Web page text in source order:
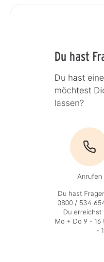
Du hast
Du hast
möchtest
lassen?
Anrufen
Du hast
0800 / 534
Du erreichst
Mo + Do 9 - 16
-